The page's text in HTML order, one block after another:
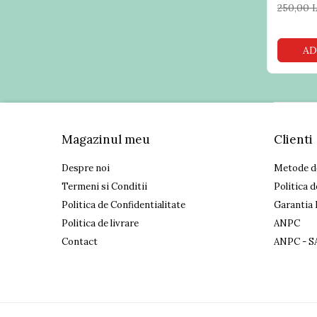
Echipamente periferice
Aparate etichetat
Display client
Verificatoare preturi
Sertare & Seifuri
fiscale
rapoarte
250,00
Magazinul meu
Despre noi
Termeni si Conditii
Politica de Confidentialitate
Politica de livrare
Contact
Clienti
Metode
Politica
Garantia
ANPC
ANPC -